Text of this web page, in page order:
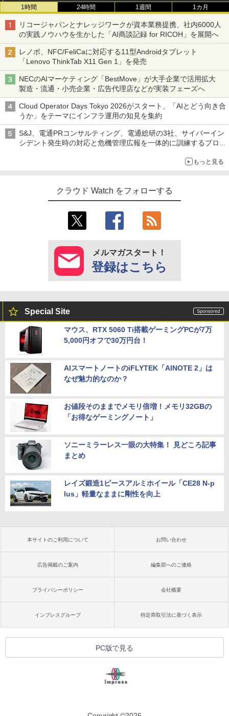
1時間 24時間 1週間 1カ月
リコージャパンとナレッジワークが資本業務提携、社内6000人
の実践ノウハウを生かした「AI商談記録 for RICOH」を展開へ
レノボ、NFC/FeliCaに対応する11型Androidタブレット
「Lenovo ThinkTab X11 Gen 1」を発売
NECのAIマーケティング「BestMove」が大手企業で活用拡大
製造・流通・小売企業・広告代理店などが実装フェーズへ
Cloud Operator Days Tokyo 2026がスタート、「AIとどう向き合
うか」をテーマにインフラ運用の知見を集約
S&J、電通PRコンサルティング、電通総研の3社、サイバーイン
シデント発生時の対応と危機管理広報を一体的に訓練するプログ
もっと見る
クラウド Watch をフォローする
メルマガスタート！
登録はこちら
Special Site
マウス、RTX 5060 Ti搭載ゲーミングPCが7万
5,000円オフで30万円台！
AIスマートノートのiFLYTEK「AINOTE 2」は
なぜ魅力的なのか？
お値段そのままでメモリ倍増！メモリ32GBの
「お得なゲーミングノート」
ソニーミラーレス一眼の大特集！ 見どころ記事
まとめ
レイズ鍛造1ピースアルミホイール「CE28 N-p
lus」軽量なままに剛性を向上
本サイトのご利用について お問い合わせ
広告掲載のご案内 編集部へのご連絡
プライバシーポリシー 会社概要
インプレスグループ 特定商取引法に基づく表示
PC版で見る